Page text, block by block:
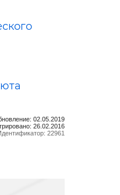
02.05.2019
26.02.2016
22961